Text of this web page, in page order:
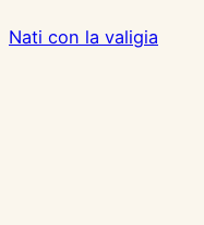
Nati con la valigia